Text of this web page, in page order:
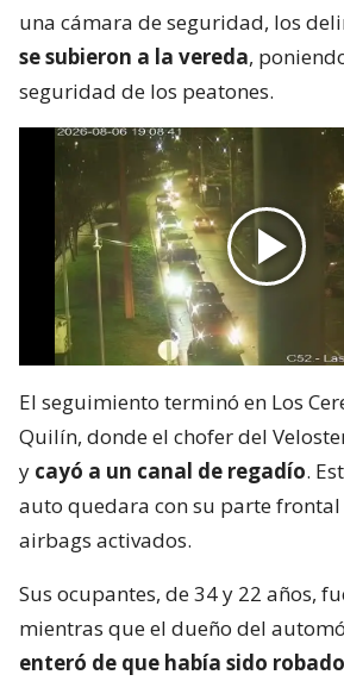
una cámara de seguridad, los
se subieron a la vereda,
seguridad de los peatones.
El seguimiento terminó en Los
Quilín, donde el chofer del
y cayó a un canal de regadío.
auto quedara con su parte
airbags activados.
Sus ocupantes, de 34 y 22 años,
mientras que el dueño del
enteró de que había sido robado